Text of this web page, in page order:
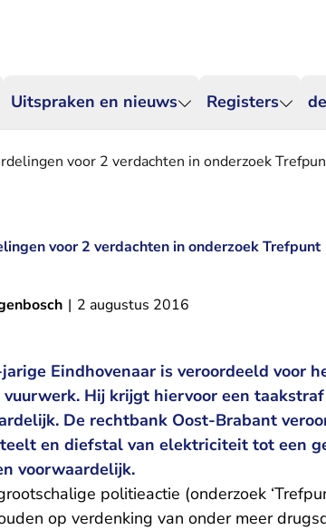
Uitspraken en nieuws Registers
voor 2 verdachten in onderzoek
voor 2 verdachten in onderzoek Trefpunt
| 2 augustus 2016
Eindhovenaar is veroordeeld voor
Hij krijgt hiervoor een
De rechtbank Oost-Brabant
en diefstal van elektriciteit tot een
voorwaardelijk.
politieactie (onderzoek
op verdenking van onder meer